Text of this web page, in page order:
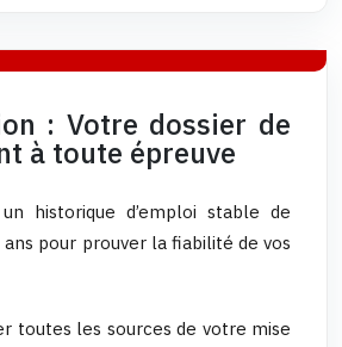
: Votre dossier de
à toute épreuve
historique d’emploi stable de
pour prouver la fiabilité de vos
toutes les sources de votre mise